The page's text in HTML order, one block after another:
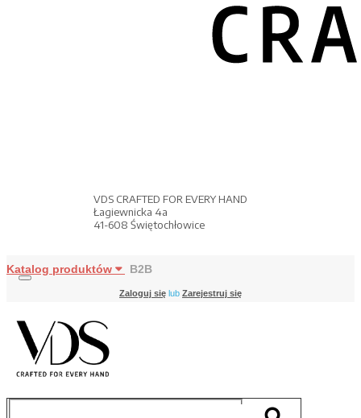
VDS CRAFTED FOR EVERY HAND
Łagiewnicka 4a
41-608 Świętochłowice
Katalog produktów B2B
Zaloguj się lub Zarejestruj się